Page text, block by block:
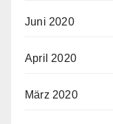
Juni 2020
April 2020
März 2020